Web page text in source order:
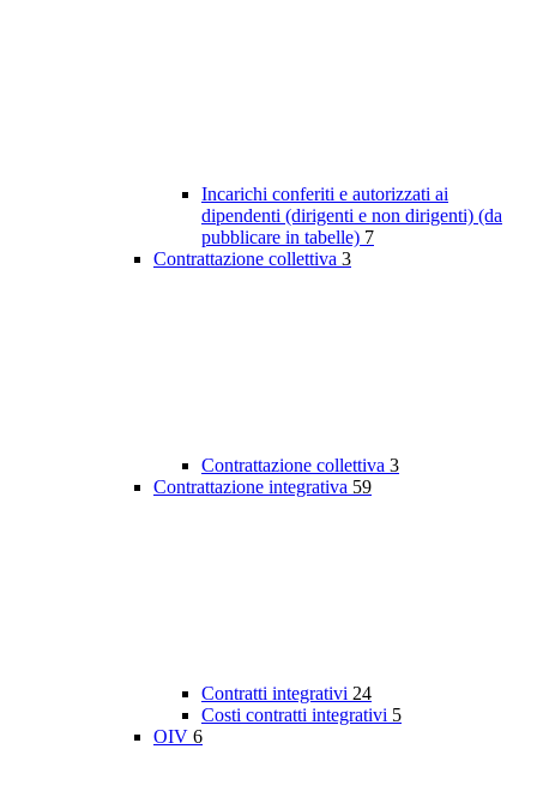
Incarichi conferiti e autorizzati ai
dipendenti (dirigenti e non dirigenti) (da
pubblicare in tabelle) 7
Contrattazione collettiva 3
Contrattazione collettiva 3
Contrattazione integrativa 59
Contratti integrativi 24
Costi contratti integrativi 5
OIV 6